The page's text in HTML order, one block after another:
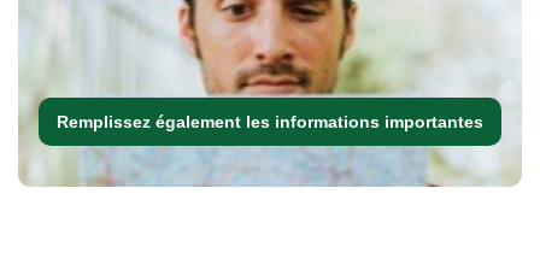
Remplissez également les informations importantes